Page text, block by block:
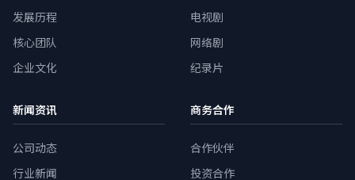
发展历程
核心团队
企业文化
电视剧
网络剧
纪录片
新闻资讯
公司动态
行业新闻
商务合作
合作伙伴
投资合作